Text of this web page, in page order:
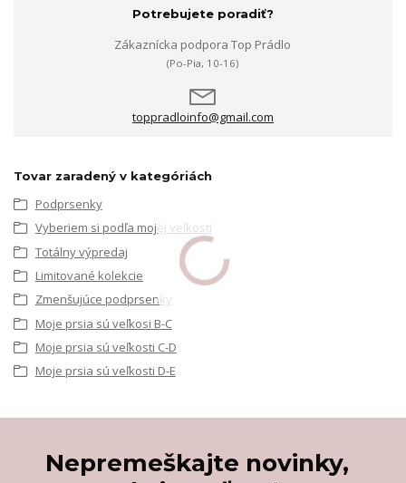
Potrebujete poradiť?
Zákaznícka podpora Top Prádlo
(Po-Pia, 10-16)
toppradloinfo@gmail.com
Tovar zaradený v kategóriách
Podprsenky
Vyberiem si podľa mojej veľkosti
Totálny výpredaj
Limitované kolekcie
Zmenšujúce podprsenky
Moje prsia sú veľkosi B-C
Moje prsia sú veľkosti C-D
Moje prsia sú veľkosti D-E
Nepremeškajte novinky,